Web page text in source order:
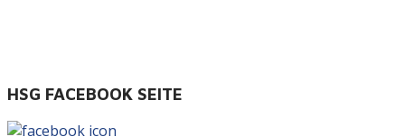
HSG FACEBOOK SEITE